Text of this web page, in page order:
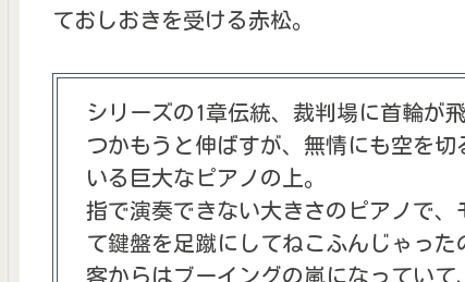
ておしおきを受ける赤松。
シリーズの1章伝統、裁判場に首輪が
つかもうと伸ばすが、無情にも空を
いる巨大なピアノの上。
指で演奏できない大きさのピアノで
て鍵盤を足蹴にしてねこふんじゃっ
客からはブーイングの嵐になっていて